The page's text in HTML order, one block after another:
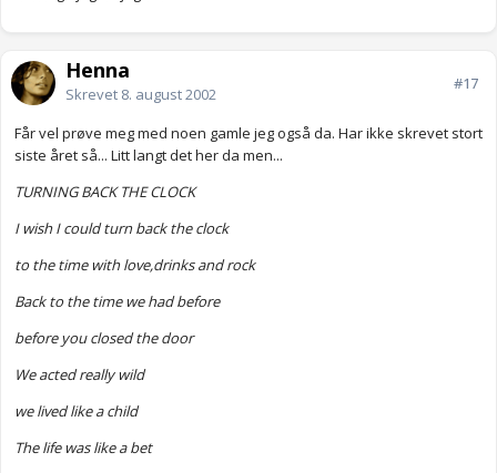
Henna
Skrevet 8. august 2002
#17
Får vel prøve meg med noen gamle jeg også da. Har ikke skrevet stort
siste året så... Litt langt det her da men...
TURNING BACK THE CLOCK
I wish I could turn back the clock
to the time with love,drinks and rock
Back to the time we had before
before you closed the door
We acted really wild
we lived like a child
The life was like a bet